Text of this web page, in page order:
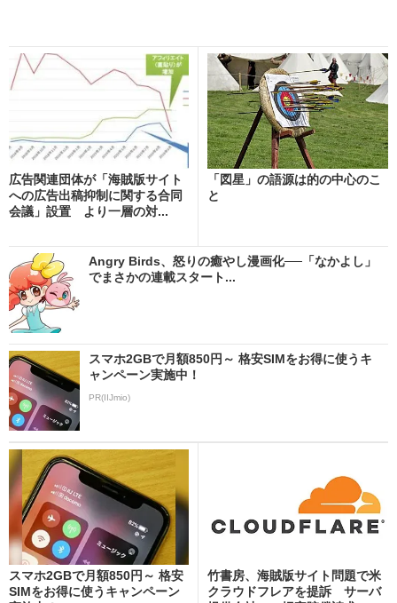
広告関連団体が「海賊版サイト
への広告出稿抑制に関する合同
会議」設置 より一層の対...
「図星」の語源は的の中心のこ
と
Angry Birds、怒りの癒やし漫画化──「なかよし」
でまさかの連載スタート...
スマホ2GBで月額850円～ 格安SIMをお得に使うキ
ャンペーン実施中！
PR(IIJmio)
スマホ2GBで月額850円～ 格安
SIMをお得に使うキャンペーン
竹書房、海賊版サイト問題で米
クラウドフレアを提訴 サーバ